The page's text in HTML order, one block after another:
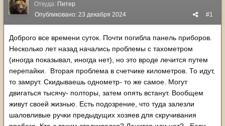
Откуда: Питер
#1
Опубликовано: 23 декабря 2024
Доброго все времени суток. Почти погибла панель приборов.
Несколько лет назад начались проблемы с тахометром
(иногда показывал, иногда нет), но это вроде лечится путем
перепайки. Вторая проблема в счетчике километров. То идут,
то замрут. Скидываешь однометр- то же самое. Могут
двигаться тысячу- полторы, затем опять встанут. Вообщем
живут своей жизнью. Есть подозрение, что туда залезли
шаловливые ручки предыдущих хозяев для скручивания